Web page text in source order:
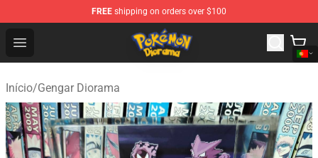
FREE shipping on orders over $100
Open menu
Pokemon Diorama Shop - The Best Store of Pokemon
Início/Gengar Diorama